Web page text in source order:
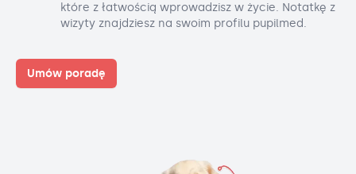
które z łatwością wprowadzisz w życie. Notatkę z
wizyty znajdziesz na swoim profilu pupilmed.
Umów poradę